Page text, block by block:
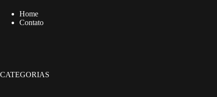
Home
Contato
CATEGORIAS